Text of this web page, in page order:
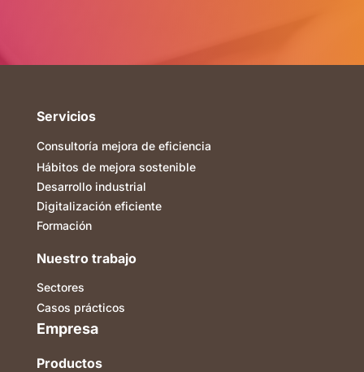
Servicios
Consultoría mejora de eficiencia
Hábitos de mejora sostenible
Desarrollo industrial
Digitalización eficiente
Formación
Nuestro trabajo
Sectores
Casos prácticos
Empresa
Productos